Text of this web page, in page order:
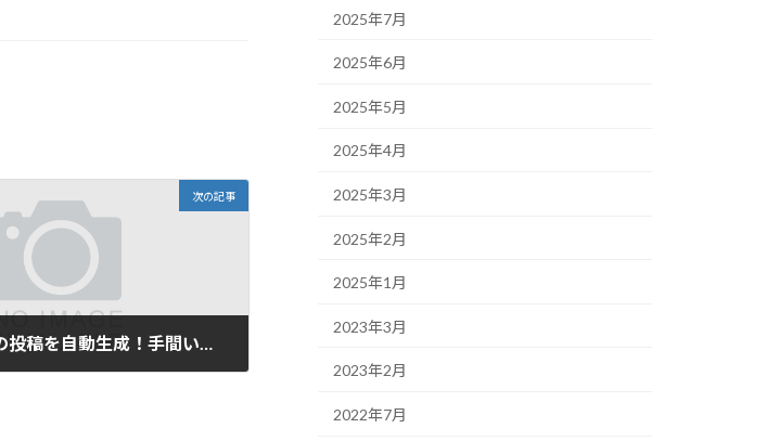
次の記事
2025年7月
2025年6月
2025年5月
2025年4月
2025年3月
2025年2月
2025年1月
2023年3月
2023年2月
2022年7月